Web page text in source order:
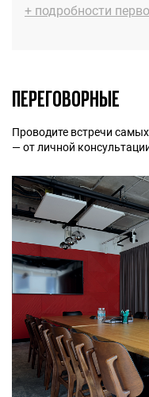
+ подробности
ПЕРЕГОВОРНЫЕ
Проводите встречи
— от личной